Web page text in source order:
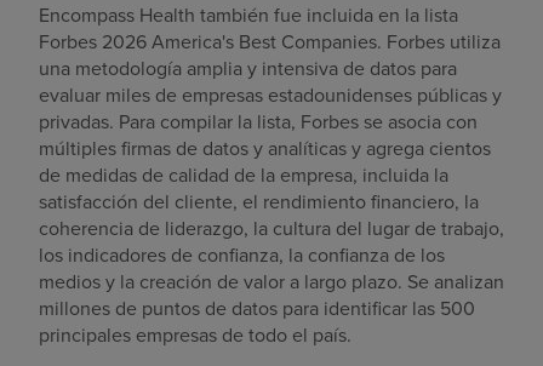
Encompass Health también fue incluida en la lista
Forbes 2026 America's Best Companies. Forbes utiliza
una metodología amplia y intensiva de datos para
evaluar miles de empresas estadounidenses públicas y
privadas. Para compilar la lista, Forbes se asocia con
múltiples firmas de datos y analíticas y agrega cientos
de medidas de calidad de la empresa, incluida la
satisfacción del cliente, el rendimiento financiero, la
coherencia de liderazgo, la cultura del lugar de trabajo,
los indicadores de confianza, la confianza de los
medios y la creación de valor a largo plazo. Se analizan
millones de puntos de datos para identificar las 500
principales empresas de todo el país.